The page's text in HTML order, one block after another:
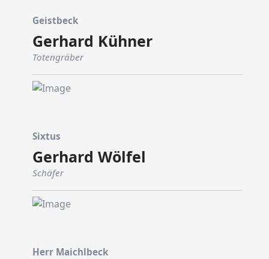
Geistbeck
Gerhard Kühner
Totengräber
Sixtus
Gerhard Wölfel
Schäfer
Herr Maichlbeck